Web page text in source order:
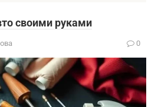
своими руками
0